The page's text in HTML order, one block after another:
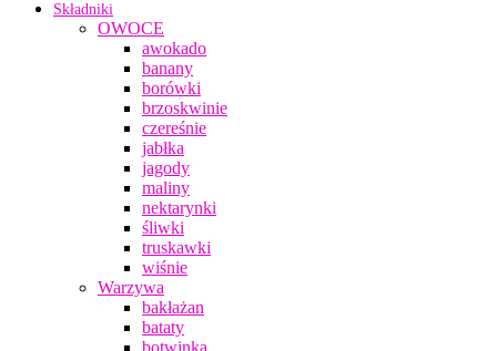
Składniki
OWOCE
awokado
banany
borówki
brzoskwinie
czereśnie
jabłka
jagody
maliny
nektarynki
śliwki
truskawki
wiśnie
Warzywa
bakłażan
bataty
botwinka